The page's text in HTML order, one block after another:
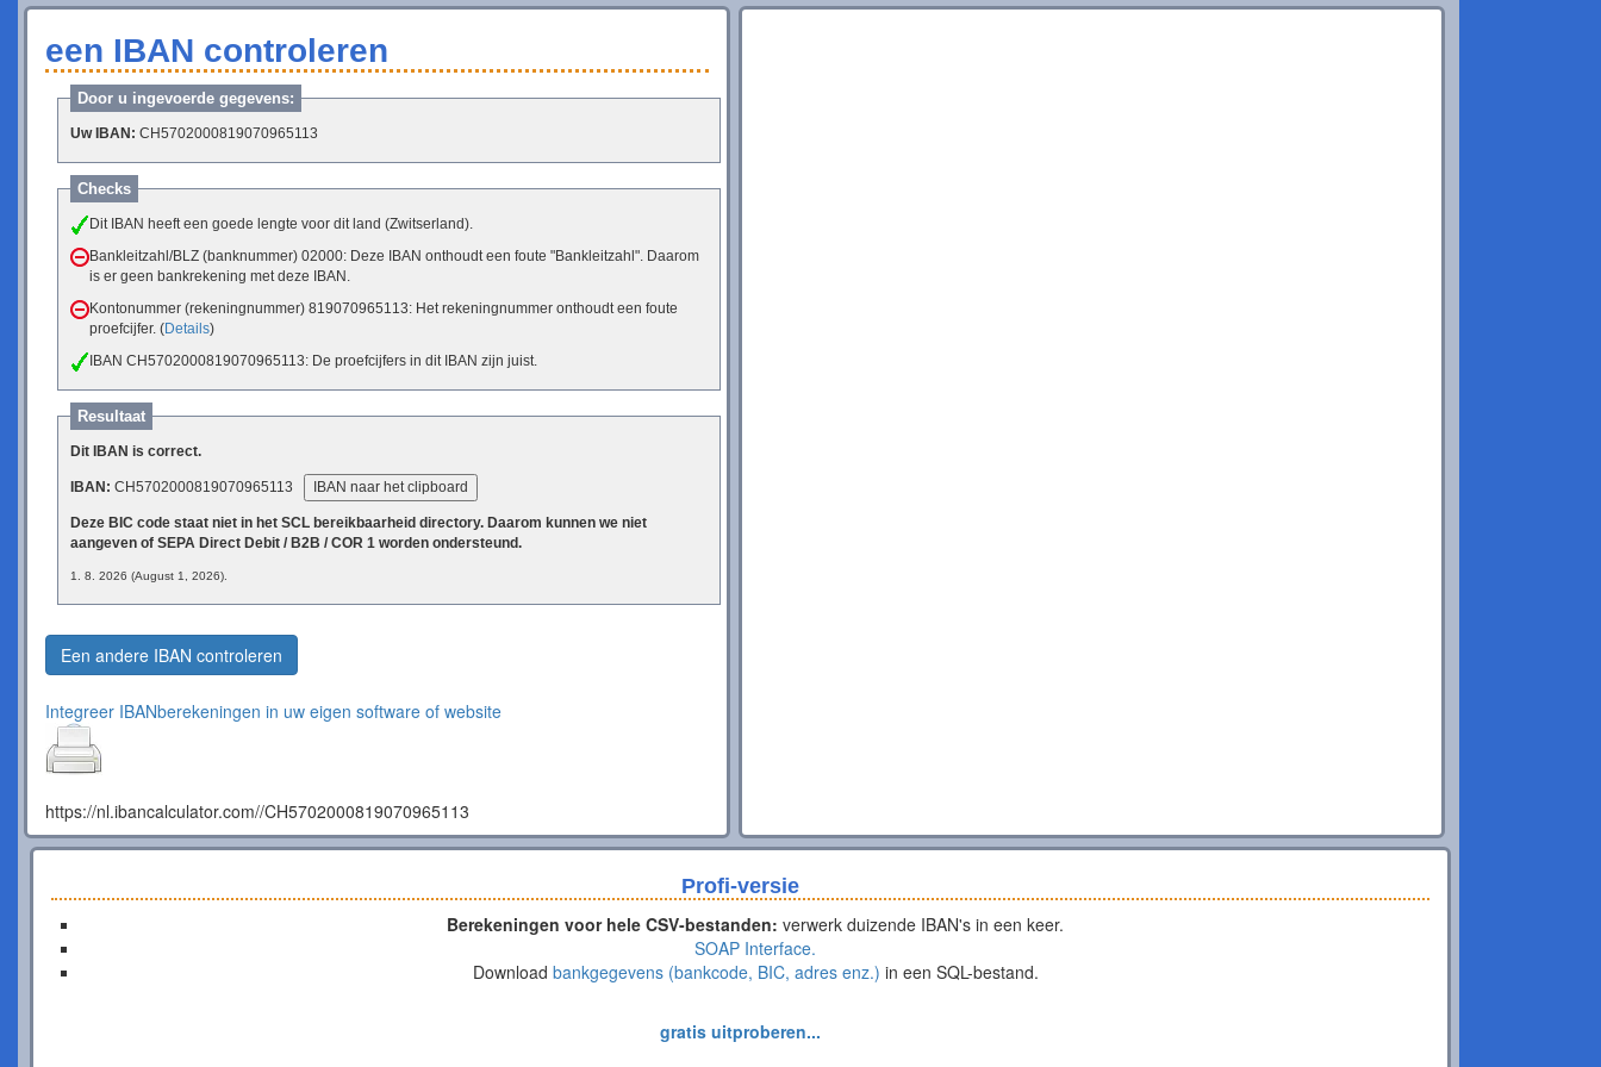
een IBAN controleren
Door u ingevoerde gegevens:
Uw IBAN: CH5702000819070965113
Checks
Dit IBAN heeft een goede lengte voor dit land (Zwitserland).
Bankleitzahl/BLZ (banknummer) 02000: Deze IBAN onthoudt een foute "Bankleitzahl". Daarom
is er geen bankrekening met deze IBAN.
Kontonummer (rekeningnummer) 819070965113: Het rekeningnummer onthoudt een foute
proefcijfer. (Details)
IBAN CH5702000819070965113: De proefcijfers in dit IBAN zijn juist.
Resultaat
Dit IBAN is correct.
IBAN: CH5702000819070965113 IBAN naar het clipboard
Deze BIC code staat niet in het SCL bereikbaarheid directory. Daarom kunnen we niet
aangeven of SEPA Direct Debit / B2B / COR 1 worden ondersteund.
1. 8. 2026 (August 1, 2026).
Een andere IBAN controleren
Integreer IBANberekeningen in uw eigen software of website
https://nl.ibancalculator.com//CH5702000819070965113
Profi-versie
Berekeningen voor hele CSV-bestanden: verwerk duizende IBAN's in een keer.
SOAP Interface.
Download bankgegevens (bankcode, BIC, adres enz.) in een SQL-bestand.
gratis uitproberen...